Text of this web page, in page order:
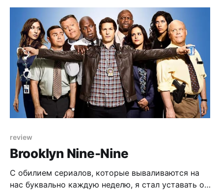
доводить всё до конца, даже если в этом не было
смысла. Все помнят
review
Brooklyn Nine-Nine
С обилием сериалов, которые вываливаются на
нас буквально каждую неделю, я стал уставать от